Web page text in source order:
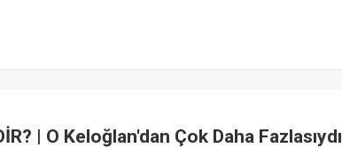
| O Keloğlan'dan Çok Daha Fazlasıydı